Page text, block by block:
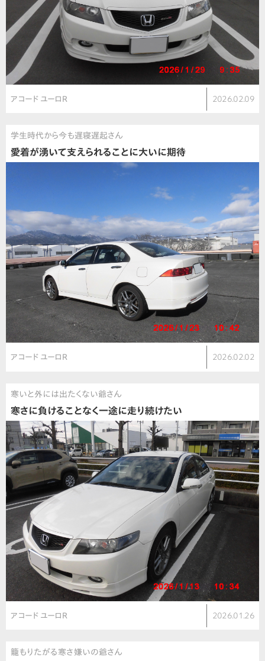
アコード ユーロR 2026.02.09
学生時代から今も遅寝遅起さん
愛着が湧いて支えられることに大いに期待
アコード ユーロR 2026.02.02
寒いと外には出たくない爺さん
寒さに負けることなく一途に走り続けたい
アコード ユーロR 2026.01.26
籠もりたがる寒さ嫌いの爺さん